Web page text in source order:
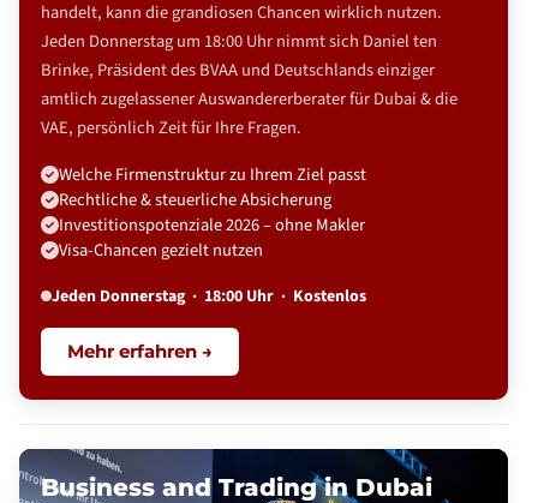
handelt, kann die grandiosen Chancen wirklich nutzen.
Jeden Donnerstag um 18:00 Uhr nimmt sich Daniel ten
Brinke, Präsident des BVAA und Deutschlands einziger
amtlich zugelassener Auswandererberater für Dubai & die
VAE, persönlich Zeit für Ihre Fragen.
Welche Firmenstruktur zu Ihrem Ziel passt
Rechtliche & steuerliche Absicherung
Investitionspotenziale 2026 – ohne Makler
Visa-Chancen gezielt nutzen
Jeden Donnerstag · 18:00 Uhr · Kostenlos
Mehr erfahren →
Business and Trading in Dubai